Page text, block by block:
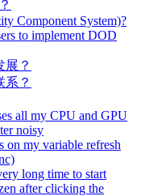
Component System)?
to implement DOD
展？
系？
all my CPU and GPU
noisy
on my variable refresh
long time to start
after clicking the